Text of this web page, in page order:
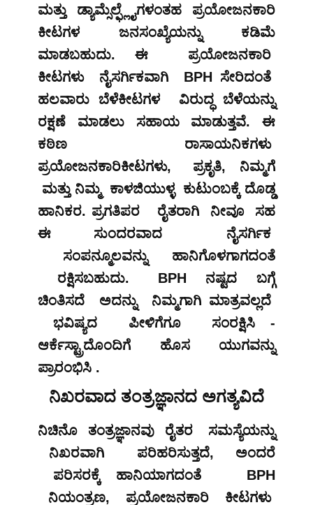
ಮತ್ತು ಡ್ಯಾಮ್ಸೆಲ್ಫ್ಲೈಗಳಂತಹ ಪ್ರಯೋಜನಕಾರಿ
ಕೀಟಗಳ ಜನಸಂಖ್ಯೆಯನ್ನು ಕಡಿಮೆ
ಮಾಡಬಹುದು. ಈ ಪ್ರಯೋಜನಕಾರಿ
ಕೀಟಗಳು ನೈಸರ್ಗಿಕವಾಗಿ BPH ಸೇರಿದಂತೆ
ಹಲವಾರು ಬೆಳೆಕೀಟಗಳ ವಿರುದ್ಧ ಬೆಳೆಯನ್ನು
ರಕ್ಷಣೆ ಮಾಡಲು ಸಹಾಯ ಮಾಡುತ್ತವೆ. ಈ
ಕಠಿಣ ರಾಸಾಯನಿಕಗಳು
ಪ್ರಯೋಜನಕಾರಿಕೀಟಗಳು, ಪ್ರಕೃತಿ, ನಿಮ್ಮಗೆ
ಮತ್ತು ನಿಮ್ಮ ಕಾಳಜಿಯುಳ್ಳ ಕುಟುಂಬಕ್ಕೆ ದೊಡ್ಡ
ಹಾನಿಕರ. ಪ್ರಗತಿಪರ ರೈತರಾಗಿ ನೀವೂ ಸಹ
ಈ ಸುಂದರವಾದ ನೈಸರ್ಗಿಕ
ಸಂಪನ್ಮೂಲವನ್ನು ಹಾನಿಗೊಳಗಾಗದಂತೆ
ರಕ್ಷಿಸಬಹುದು. BPH ನಷ್ಟದ ಬಗ್ಗೆ
ಚಿಂತಿಸದೆ ಅದನ್ನು ನಿಮ್ಮಗಾಗಿ ಮಾತ್ರವಲ್ಲದೆ
ಭವಿಷ್ಯದ ಪೀಳಿಗೆಗೂ ಸಂರಕ್ಷಿಸಿ -
ಆರ್ಕೆಸ್ಟ್ರಾದೊಂದಿಗೆ ಹೊಸ ಯುಗವನ್ನು
ಪ್ರಾರಂಭಿಸಿ .
ನಿಖರವಾದ ತಂತ್ರಜ್ಞಾನದ ಅಗತ್ಯವಿದೆ
ನಿಚಿನೊ ತಂತ್ರಜ್ಞಾನವು ರೈತರ ಸಮಸ್ಯೆಯನ್ನು
ನಿಖರವಾಗಿ ಪರಿಹರಿಸುತ್ತದೆ, ಅಂದರೆ
ಪರಿಸರಕ್ಕೆ ಹಾನಿಯಾಗದಂತೆ BPH
ನಿಯಂತ್ರಣ, ಪ್ರಯೋಜನಕಾರಿ ಕೀಟಗಳು